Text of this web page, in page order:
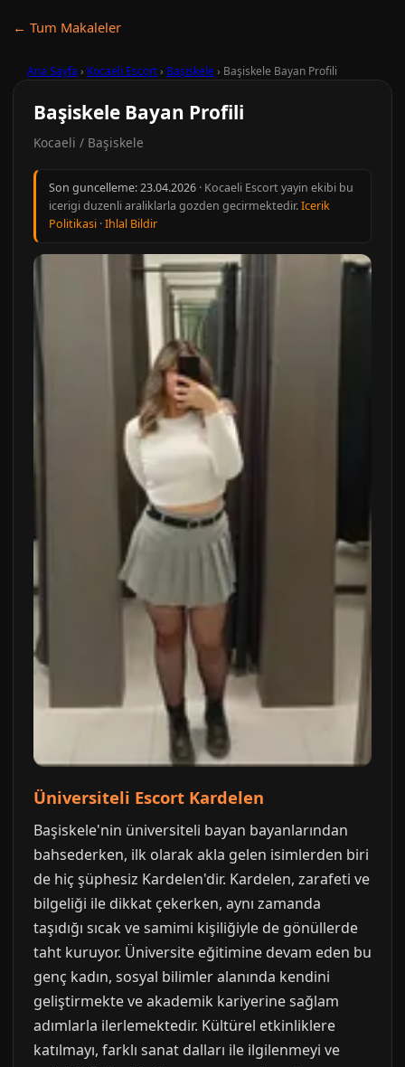
← Tum Makaleler
Ana Sayfa › Kocaeli Escort› Başiskele› Başiskele Bayan Profili
Başiskele Bayan Profili
Kocaeli / Başiskele
Son guncelleme:23.04.2026 · Kocaeli Escort yayin ekibi bu
icerigi duzenli araliklarla gozden gecirmektedir.Icerik
Politikasi ·Ihlal Bildir
Üniversiteli Escort Kardelen
Başiskele'nin üniversiteli bayan bayanlarından
bahsederken, ilk olarak akla gelen isimlerden biri
de hiç şüphesiz Kardelen'dir. Kardelen, zarafeti ve
bilgeliği ile dikkat çekerken, aynı zamanda
taşıdığı sıcak ve samimi kişiliğiyle de gönüllerde
taht kuruyor. Üniversite eğitimine devam eden bu
genç kadın, sosyal bilimler alanında kendini
geliştirmekte ve akademik kariyerine sağlam
adımlarla ilerlemektedir. Kültürel etkinliklere
katılmayı, farklı sanat dalları ile ilgilenmeyi ve